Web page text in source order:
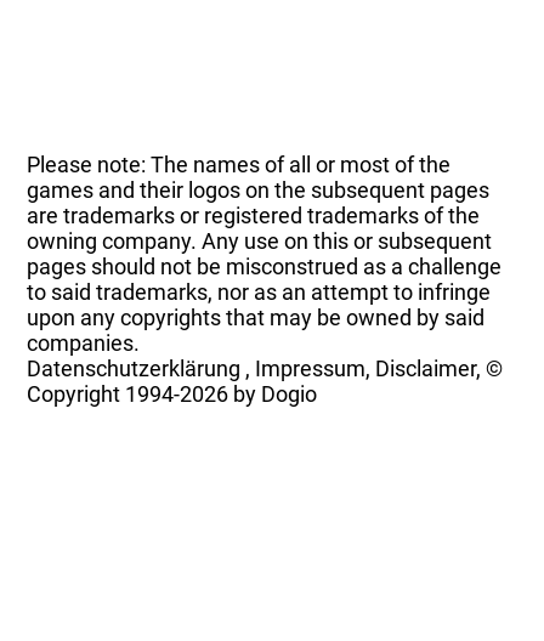
Please note: The names of all or most of the
games and their logos on the subsequent pages
are trademarks or registered trademarks of the
owning company. Any use on this or subsequent
pages should not be misconstrued as a challenge
to said trademarks, nor as an attempt to infringe
upon any copyrights that may be owned by said
companies.
Datenschutzerklärung , Impressum, Disclaimer, ©
Copyright 1994-2026 by Dogio